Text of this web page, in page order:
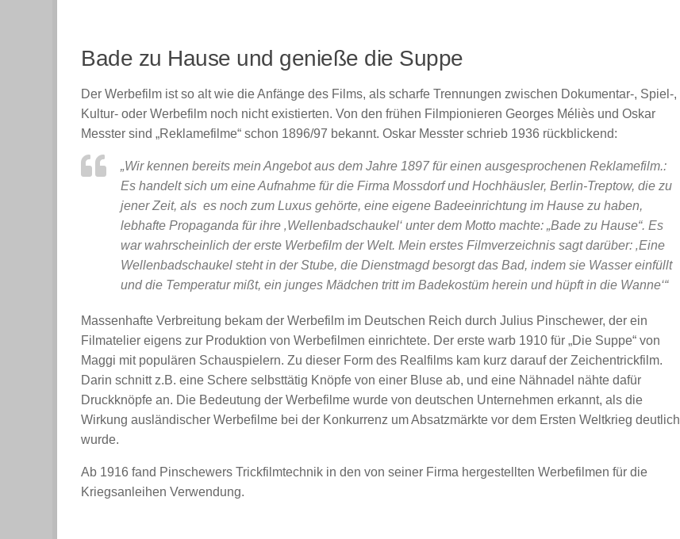
Bade zu Hause und genieße die Suppe
Der Werbefilm ist so alt wie die Anfänge des Films, als scharfe Trennungen zwischen Dokumentar-, Spiel-,
Kultur- oder Werbefilm noch nicht existierten. Von den frühen Filmpionieren Georges Méliès und Oskar
Messter sind „Reklamefilme“ schon 1896/97 bekannt. Oskar Messter schrieb 1936 rückblickend:
„Wir kennen bereits mein Angebot aus dem Jahre 1897 für einen ausgesprochenen Reklamefilm.:
Es handelt sich um eine Aufnahme für die Firma Mossdorf und Hochhäusler, Berlin-Treptow, die zu
jener Zeit, als es noch zum Luxus gehörte, eine eigene Badeeinrichtung im Hause zu haben,
lebhafte Propaganda für ihre ‚Wellenbadschaukel‘ unter dem Motto machte: „Bade zu Hause“. Es
war wahrscheinlich der erste Werbefilm der Welt. Mein erstes Filmverzeichnis sagt darüber: ‚Eine
Wellenbadschaukel steht in der Stube, die Dienstmagd besorgt das Bad, indem sie Wasser einfüllt
und die Temperatur mißt, ein junges Mädchen tritt im Badekostüm herein und hüpft in die Wanne‘“
Massenhafte Verbreitung bekam der Werbefilm im Deutschen Reich durch Julius Pinschewer, der ein
Filmatelier eigens zur Produktion von Werbefilmen einrichtete. Der erste warb 1910 für „Die Suppe“ von
Maggi mit populären Schauspielern. Zu dieser Form des Realfilms kam kurz darauf der Zeichentrickfilm.
Darin schnitt z.B. eine Schere selbsttätig Knöpfe von einer Bluse ab, und eine Nähnadel nähte dafür
Druckknöpfe an. Die Bedeutung der Werbefilme wurde von deutschen Unternehmen erkannt, als die
Wirkung ausländischer Werbefilme bei der Konkurrenz um Absatzmärkte vor dem Ersten Weltkrieg deutlich
wurde.
Ab 1916 fand Pinschewers Trickfilmtechnik in den von seiner Firma hergestellten Werbefilmen für die
Kriegsanleihen Verwendung.